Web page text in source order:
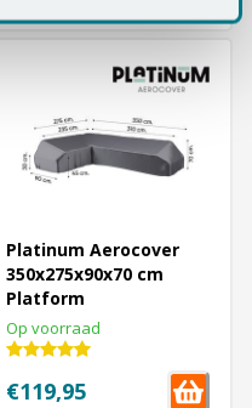
Platinum Aerocover
350x275x90x70 cm
Platform
loungesethoes - LINKS
Op voorraad
€119,95